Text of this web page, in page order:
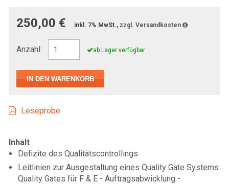
250,00 € inkl. 7% MwSt., zzgl. Versandkosten
Anzahl: ab Lager verfügbar
Leseprobe
Inhalt
Defizite des Qualitätscontrollings
Leitlinien zur Ausgestaltung eines Quality Gate Systems
Quality Gates für F & E - Auftragsabwicklung -